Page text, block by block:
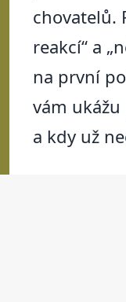
chovatelů.
reakcí“ a
na první
vám
a kdy už